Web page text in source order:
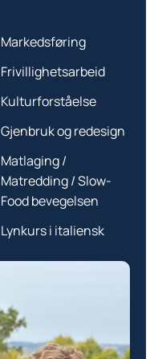
Markedsføring
Frivillighetsarbeid
Kulturforståelse
Gjenbruk og redesign
Matlaging /
Matredding / Slow-
Food bevegelsen
Lynkurs i italiensk